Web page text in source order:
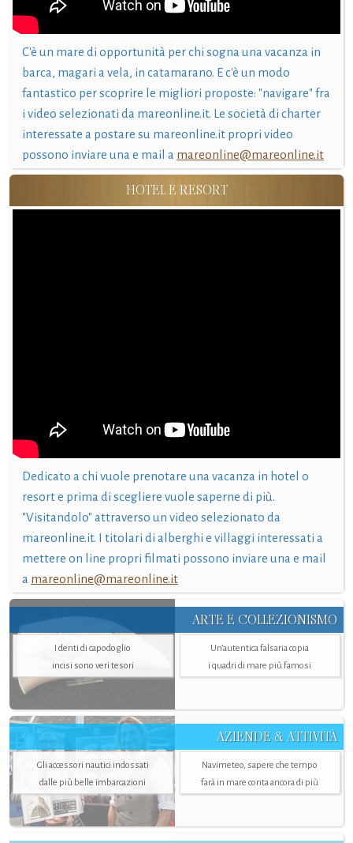
C'è un mare di opportunità per chi sogna una vacanza in
barca, magari a vela, in catamarano. E c'è un modo
fantastico per scoprire le migliori proposte: "navigare" fra
i video selezionati da mareonline.it. Le società di charter
interessate a postare su mareonline.it propri video
possono inviare una e mail a mareonline@mareonline.it
HOTEL E RESORT
Dedicato a chi vuole prenotare una vacanza in hotel o
resort e prima di scegliere vuole saperne di più.
"Visitandolo" attraverso un video selezionato da
mareonline.it. I titolari di alberghi e villaggi interessati a
mettere on line propri filmati possono inviare una e mail
a mareonline@mareonline.it
ARTE E COLLEZIONISMO
I denti di capodoglio
incisi sono veri tesori
Un’autentica falsaria copia
i quadri di mare più famosi
AZIENDE & ATTIVITÀ
Gli accessori nautici indossati
dalle più belle imbarcazioni
Navimeteo, sapere che tempo
farà in mare conta ancora di più